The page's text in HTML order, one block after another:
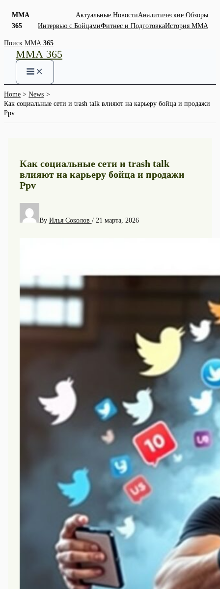
ММА
365
Актуальные НовостиАналитические Обзоры
Интервью с БойцамиФитнес и ПодготовкаИстория ММА
Skip
content
Поиск ММА 365
ММА 365
Home
News
Как социальные сети и trash talk влияют на карьеру бойца и продажи
Ppv
Как социальные сети и trash talk
влияют на карьеру бойца и продажи
Ppv
By Илья Соколов / 21 марта, 2026